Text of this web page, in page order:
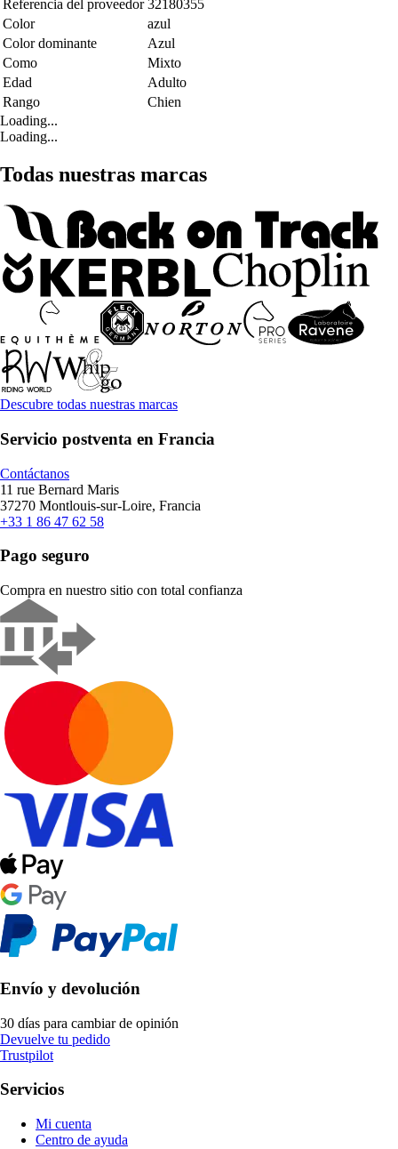
Referencia del proveedor 32180355
Color
azul
Color dominante
Azul
Como
Mixto
Edad
Adulto
Rango
Chien
Loading...
Loading...
Todas nuestras marcas
Descubre todas nuestras marcas
Servicio postventa en Francia
Contáctanos
11 rue Bernard Maris
37270 Montlouis-sur-Loire, Francia
+33 1 86 47 62 58
Pago seguro
Compra en nuestro sitio con total confianza
Envío y devolución
30 días para cambiar de opinión
Devuelve tu pedido
Trustpilot
Servicios
Mi cuenta
Centro de ayuda